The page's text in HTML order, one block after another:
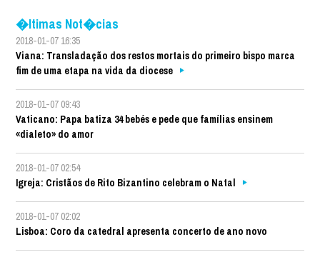
�ltimas Not�cias
2018-01-07 16:35
Viana: Transladação dos restos mortais do primeiro bispo marca
fim de uma etapa na vida da diocese
2018-01-07 09:43
Vaticano: Papa batiza 34 bebés e pede que famílias ensinem
«dialeto» do amor
2018-01-07 02:54
Igreja: Cristãos de Rito Bizantino celebram o Natal
2018-01-07 02:02
Lisboa: Coro da catedral apresenta concerto de ano novo